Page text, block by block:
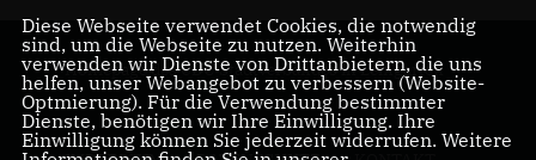
Homepage des CDU Stadtverbandes in Leingarten
Diese Webseite verwendet Cookies, die notwendig
sind, um die Webseite zu nutzen. Weiterhin
verwenden wir Dienste von Drittanbietern, die uns
helfen, unser Webangebot zu verbessern (Website-
Optmierung). Für die Verwendung bestimmter
Dienste, benötigen wir Ihre Einwilligung. Ihre
Einwilligung können Sie jederzeit widerrufen. Weitere